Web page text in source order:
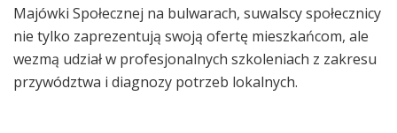
Majówki Społecznej na bulwarach, suwalscy społecznicy
nie tylko zaprezentują swoją ofertę mieszkańcom, ale
wezmą udział w profesjonalnych szkoleniach z zakresu
przywództwa i diagnozy potrzeb lokalnych.